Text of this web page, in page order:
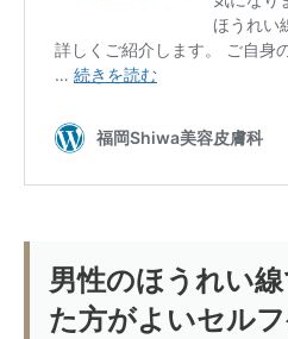
男性のほうれい
た方がよいセル